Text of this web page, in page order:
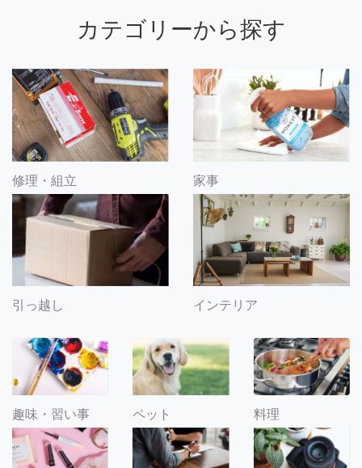
カテゴリーから探す
修理・組立 家事
引っ越し インテリア
趣味・習い事 ペット 料理